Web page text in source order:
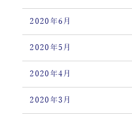
2020年6月
2020年5月
2020年4月
2020年3月